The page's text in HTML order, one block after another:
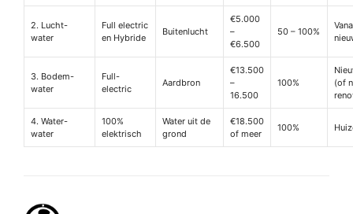
2. Lucht-
water
Full electric
en Hybride
Buitenlucht
€5.000
–
€6.500
50 – 100%
3. Bodem-
water
Full-
electric
Aardbron
€13.500
–
16.500
100%
(of
4. Water-
water
100%
elektrisch
Water uit de
grond
€18.500
of meer
100%